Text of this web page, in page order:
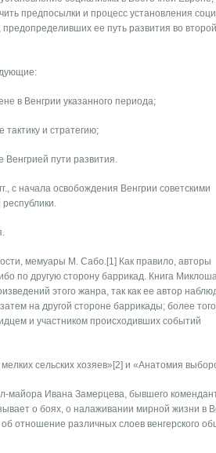
предпосылки и процесс установления
ее путь развития во второй
в Венгрии указанного периода;
тактику и стратегию;
Венгрией пути развития.
с начала освобождения Венгрии советскими
мемуары М. Сабо.[1] Как правило, авторы
по другую сторону баррикад. Книга
этого жанра, так как ее автор
на другой стороне баррикады; более
и участником происходивших событий
сельских хозяев»[2] и «Анатомия
майора Ивана Замерцева, бывшего
о боях, о налаживании мирной жизни в
отношение различных слоев венгерского